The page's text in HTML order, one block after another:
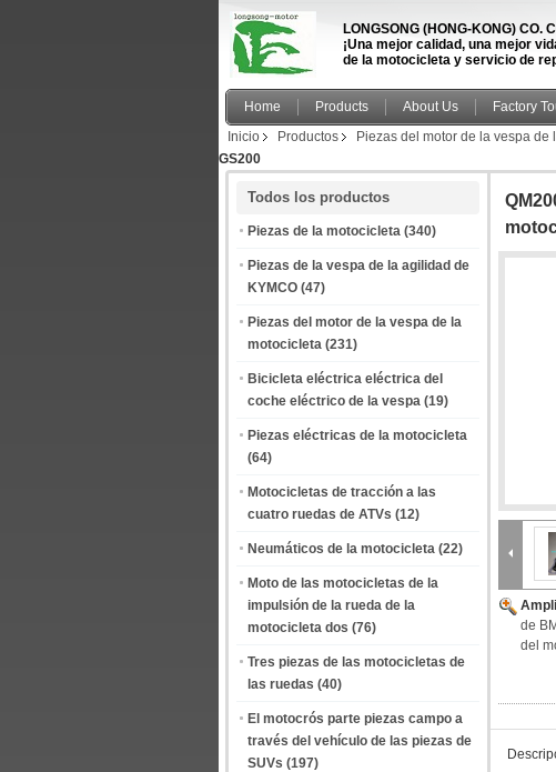
LONGSONG (HONG-KONG) CO.
¡Una mejor calidad, una mejor
de la motocicleta y servicio de
Home Products About Us Factory
Inicio
Productos Piezas del motor de la vespa de
GS200
Todos los productos
Piezas de la motocicleta (340)
Piezas de la vespa de la agilidad de
KYMCO (47)
Piezas del motor de la vespa de la
motocicleta (231)
Bicicleta eléctrica eléctrica del
coche eléctrico de la vespa (19)
Piezas eléctricas de la motocicleta
(64)
Motocicletas de tracción a las
cuatro ruedas de ATVs (12)
Neumáticos de la motocicleta (22)
Moto de las motocicletas de la
impulsión de la rueda de la
motocicleta dos (76)
Tres piezas de las motocicletas de
las ruedas (40)
El motocrós parte piezas campo a
través del vehículo de las piezas de
SUVs (197)
de
del